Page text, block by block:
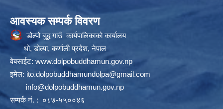
आवस्यक सम्पर्क विवरण
डोल्पो बुद्ध गाउँ कार्यपालिकाको कार्यालय
धो, डोल्पा, कर्णाली प्रदेश, नेपाल
वेबसाईट: www.dolpobuddhamun.gov.np
इमेल: ito.dolpobuddhamundolpa@gmail.com
info@dolpobuddhamun.gov.np
सम्पर्क नं. : ०८७-५५००४६